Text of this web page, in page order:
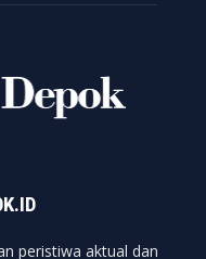
peristiwa aktual dan